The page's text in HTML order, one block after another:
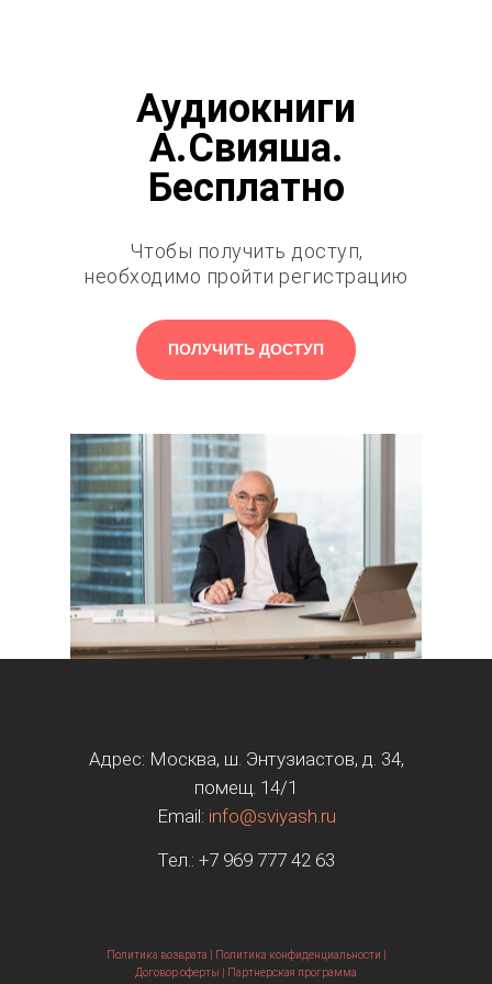
Аудиокниги
А.Свияша.
Бесплатно
Чтобы получить доступ,
необходимо пройти регистрацию
ПОЛУЧИТЬ ДОСТУП
Адрес: Москва, ш. Энтузиастов, д. 34,
помещ. 14/1
Email: info@sviyash.ru
Тел.: +7 969 777 42 63
Политика возврата Политика конфиденциальности
Договор оферты
Партнерская программа